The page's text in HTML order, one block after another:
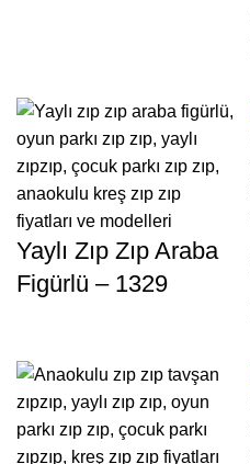
Yaylı Zıp Zıp Araba
Figürlü – 1329